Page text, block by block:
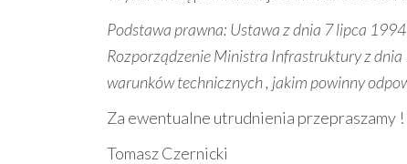
Podstawa prawna: Ustawa z dnia 7 lipca
Rozporządzenie Ministra Infrastruktury z
warunków technicznych , jakim powinny
Za ewentualne utrudnienia przepraszamy !
Tomasz Czernicki